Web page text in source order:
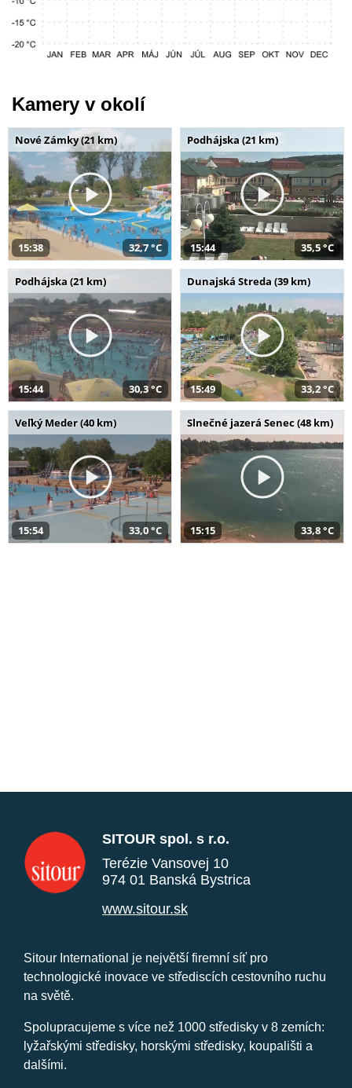
Kamery v okolí
Nové Zámky (21 km)
15:38 32,7 °C
Podhájska (21 km)
15:44 35,5 °C
Podhájska (21 km)
15:44 30,3 °C
Dunajská Streda (39 km)
15:49 33,2 °C
Veľký Meder (40 km)
15:54 33,0 °C
Slnečné jazerá Senec (48 km)
15:15 33,8 °C
SITOUR spol. s r.o.
Terézie Vansovej 10
974 01 Banská Bystrica
www.sitour.sk
Sitour International je největší firemní síť pro
technologické inovace ve střediscích cestovního ruchu
na světě.
Spolupracujeme s více než 1000 středisky v 8 zemích:
lyžařskými středisky, horskými středisky, koupališti a
dalšími.